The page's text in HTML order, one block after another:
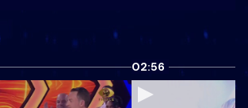
02:56